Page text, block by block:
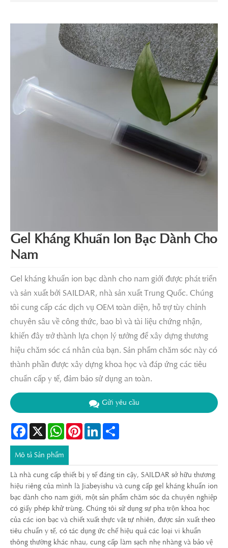
Gel Kháng Khuẩn Ion Bạc Dành Cho
Nam
Gel kháng khuẩn ion bạc dành cho nam giới được phát triển
và sản xuất bởi SAILDAR, nhà sản xuất Trung Quốc. Chúng
tôi cung cấp các dịch vụ OEM toàn diện, hỗ trợ tùy chỉnh
chuyên sâu về công thức, bao bì và tài liệu chứng nhận,
khiến đây trở thành lựa chọn lý tưởng để xây dựng thương
hiệu chăm sóc cá nhân của bạn. Sản phẩm chăm sóc này có
thành phần được xây dựng khoa học và đáp ứng các tiêu
chuẩn cấp y tế, đảm bảo sử dụng an toàn.
Gửi yêu cầu
Facebook
X WhatsAppPinterestLinkedIn
Mô tả Sản phẩm
Là nhà cung cấp thiết bị y tế đáng tin cậy, SAILDAR sở hữu thương
hiệu riêng của mình là Jiabeyishu và cung cấp gel kháng khuẩn ion
bạc dành cho nam giới, một sản phẩm chăm sóc da chuyên nghiệp
có giấy phép khử trùng. Chúng tôi sử dụng sự pha trộn khoa học
của các ion bạc và chiết xuất thực vật tự nhiên, được sản xuất theo
tiêu chuẩn y tế, có tác dụng ức chế hiệu quả các loại vi khuẩn
thông thường khác nhau, cung cấp làm sạch nhẹ nhàng và bảo vệ